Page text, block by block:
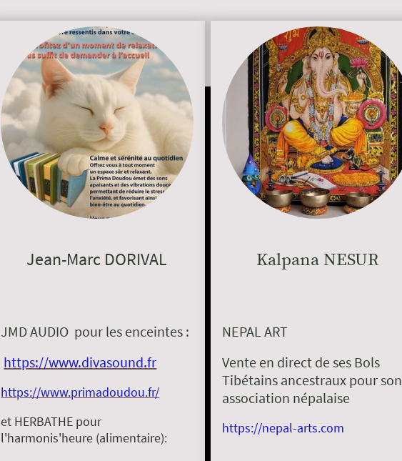
Jean-Marc DORIVAL
JMD AUDIO pour les enceintes :
https://www.divasound.fr
https://www.primadoudou.fr/
et HERBATHE pour
l'harmonis'heure (alimentaire):
Kalpana NESUR
NEPAL ART
Vente en direct de ses Bols
Tibétains ancestraux pour son
association népalaise
https://nepal-arts.com